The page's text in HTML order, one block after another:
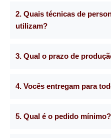
2. Quais técnicas de
utilizam?
3. Qual o prazo de
4. Vocês entregam para
5. Qual é o pedido mínimo?